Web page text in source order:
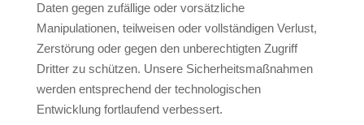
Daten gegen zufällige oder vorsätzliche
Manipulationen, teilweisen oder vollständigen Verlust,
Zerstörung oder gegen den unberechtigten Zugriff
Dritter zu schützen. Unsere Sicherheitsmaßnahmen
werden entsprechend der technologischen
Entwicklung fortlaufend verbessert.